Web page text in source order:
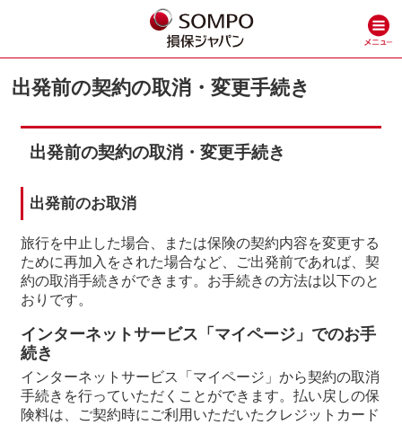
出発前の契約の取消・変更手続き
出発前の契約の取消・変更手続き
出発前のお取消
旅行を中止した場合、または保険の契約内容を変更する
ために再加入をされた場合など、ご出発前であれば、契
約の取消手続きができます。お手続きの方法は以下のと
おりです。
インターネットサービス「マイページ」でのお手
続き
インターネットサービス「マイページ」から契約の取消
手続きを行っていただくことができます。払い戻しの保
険料は、ご契約時にご利用いただいたクレジットカード